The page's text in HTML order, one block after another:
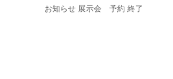
お知らせ 展示会 予約 終了